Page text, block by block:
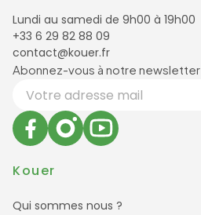
Lundi au samedi de 9h00 à 19h00
+33 6 29 82 88 09
contact@kouer.fr
Newsletter et réseaux sociaux
Abonnez-vous à notre newsletter
Votre adresse email
Kouer
Qui sommes nous ?